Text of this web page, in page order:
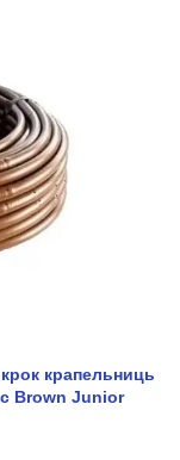
крапельниць
Brown Junior